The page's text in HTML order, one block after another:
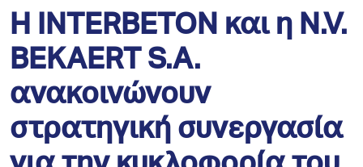
Η INTERBETON και η N.V.
BEKAERT S.A.
ανακοινώνουν
στρατηγική συνεργασία